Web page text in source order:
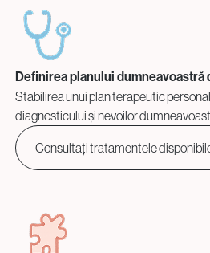
Definirea planului dumneavoastră
Stabilirea unui plan terapeutic
diagnosticului și nevoilor
Consultați tratamentele